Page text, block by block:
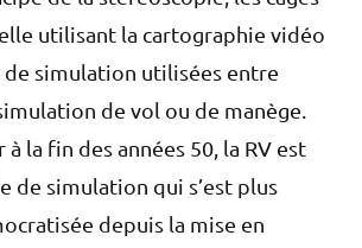
utilisant la cartographie vidéo
de simulation utilisées entre
de vol ou de manège.
la fin des années 50, la RV est
de simulation qui s’est plus
depuis la mise en